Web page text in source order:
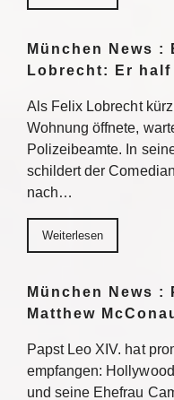
München News
Lobrecht: Er
Als Felix Lobrecht
Wohnung öffnete,
Polizeibeamte. In
schildert der
nach…
Weiterlesen
München News :
Matthew
Papst Leo XIV. hat
empfangen:
und seine Ehefrau